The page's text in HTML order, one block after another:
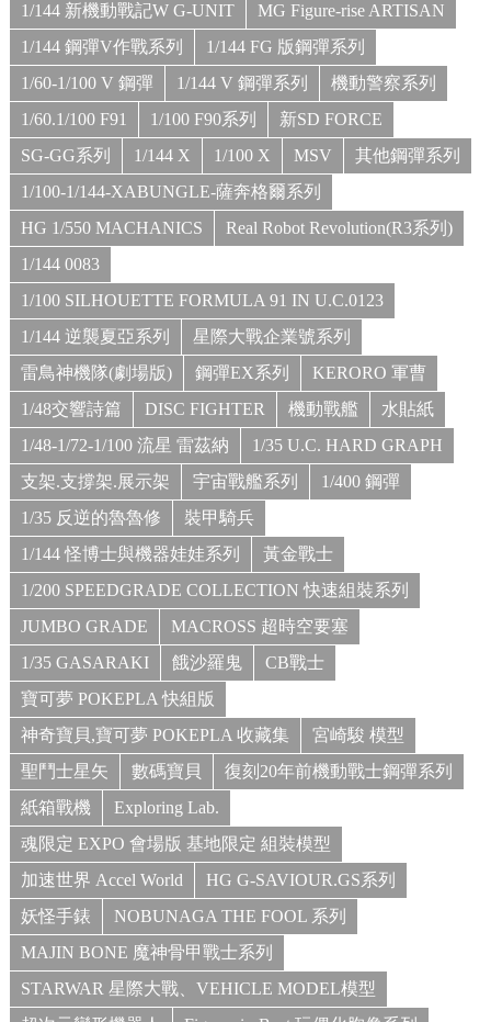
1/144 新機動戰記W G-UNIT
MG Figure-rise ARTISAN
1/144 鋼彈V作戰系列
1/144 FG 版鋼彈系列
1/60-1/100 V 鋼彈
1/144 V 鋼彈系列
機動警察系列
1/60.1/100 F91
1/100 F90系列
新SD FORCE
SG-GG系列
1/144 X 1/100 X MSV
其他鋼彈系列
1/100-1/144-XABUNGLE-薩奔格爾系列
HG 1/550 MACHANICS
Real Robot Revolution(R3系列)
1/144 0083
1/100 SILHOUETTE FORMULA 91 IN U.C.0123
1/144 逆襲夏亞系列
星際大戰企業號系列
雷鳥神機隊(劇場版)
鋼彈EX系列
KERORO 軍曹
1/48交響詩篇
DISC FIGHTER 機動戰艦
水貼紙
1/48-1/72-1/100 流星 雷茲納
1/35 U.C. HARD GRAPH
支架.支撐架.展示架
宇宙戰艦系列
1/400 鋼彈
1/35 反逆的魯魯修
裝甲騎兵
1/144 怪博士與機器娃娃系列
黃金戰士
1/200 SPEEDGRADE COLLECTION 快速組裝系列
JUMBO GRADE
MACROSS 超時空要塞
1/35 GASARAKI
餓沙羅鬼
CB戰士
寶可夢 POKEPLA 快組版
神奇寶貝,寶可夢 POKEPLA 收藏集
宮崎駿 模型
聖鬥士星矢
數碼寶貝
復刻20年前機動戰士鋼彈系列
紙箱戰機
Exploring Lab.
魂限定 EXPO 會場版 基地限定 組裝模型
加速世界 Accel World
HG G-SAVIOUR.GS系列
妖怪手錶
NOBUNAGA THE FOOL 系列
MAJIN BONE 魔神骨甲戰士系列
STARWAR 星際大戰、VEHICLE MODEL模型